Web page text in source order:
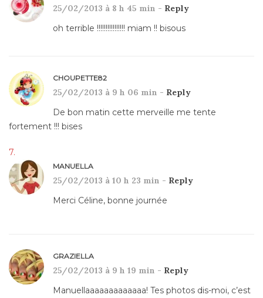
25/02/2013 à 8 h 45 min - Reply
oh terrible !!!!!!!!!!!!!!!! miam !! bisous
CHOUPETTE82
25/02/2013 à 9 h 06 min - Reply
De bon matin cette merveille me tente
fortement !!! bises
MANUELLA
25/02/2013 à 10 h 23 min - Reply
Merci Céline, bonne journée
GRAZIELLA
25/02/2013 à 9 h 19 min - Reply
Manuellaaaaaaaaaaaaa! Tes photos dis-moi, c’est